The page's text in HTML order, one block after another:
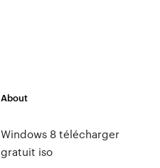
About
Windows 8 télécharger
gratuit iso